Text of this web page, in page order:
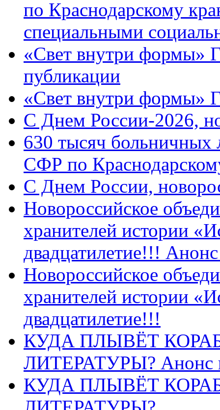
по Краснодарскому
специальными
«Свет внутри формы»
публикации
«Свет внутри формы»
C Днем России-2026,
630 тысяч больничных
СФР по
C Днем России,
Новороссийское
хранителей истории
двадцатилетие!!!
Новороссийское
хранителей истории
двадцатилетие!!!
КУДА ПЛЫВЁТ
ЛИТЕРАТУРЫ? Анонс
КУДА ПЛЫВЁТ